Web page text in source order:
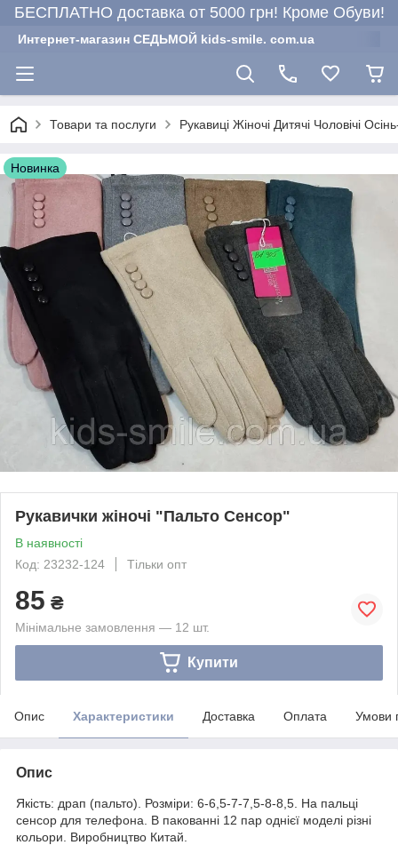
БЕСПЛАТНО доставка от 5000 грн! Кроме Обуви!
Интернет-магазин СЕДЬМОЙ kids-smile. com.ua
Товари та послуги Рукавиці Жіночі Дитячі Чоловічі
Новинка
Рукавички жіночі "Пальто Сенсор"
В наявності
Код: 23232-124
Тільки опт
85 ₴
Мінімальне замовлення — 12 шт.
Купити
Опис Характеристики Доставка Оплата Умови
Опис
Якість: драп (пальто). Розміри: 6-6,5-7-7,5-8-8,5. На пальці
сенсор для телефона. В пакованні 12 пар однієї моделі різні
кольори. Виробництво Китай.